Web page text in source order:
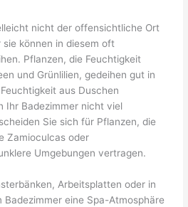
nicht der offensichtliche Ort
können in diesem oft
Pflanzen, die Feuchtigkeit
und Grünlilien, gedeihen gut in
aus Duschen
Ihr Badezimmer nicht viel
Sie sich für Pflanzen, die
Zamioculcas oder
Umgebungen vertragen.
Arbeitsplatten oder in
eine Spa-Atmosphäre